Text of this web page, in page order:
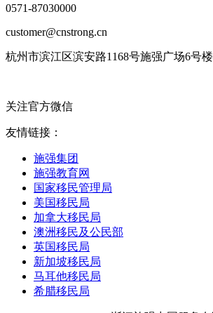
0571-87030000
customer@cnstrong.cn
杭州市滨江区滨安路1168号施强广场6号楼
关注官方微信
友情链接：
施强集团
施强教育网
国家移民管理局
美国移民局
加拿大移民局
澳洲移民及公民部
英国移民局
新加坡移民局
马耳他移民局
希腊移民局